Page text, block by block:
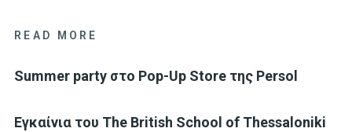
READ MORE
Summer party στο Pop-Up Store της Persol
Eγκαίνια του The British School of Thessaloniki